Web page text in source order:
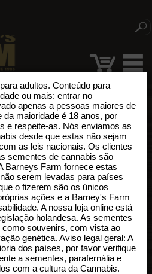
adultos. Conteúdo para
ou mais: entrar no
apenas a pessoas maiores de
da maioridade é 18 anos, por
e respeite-as. Nós enviamos as
desde que estas não sejam
as leis nacionais. Os clientes
sementes de cannabis são
Barneys Farm fornece estas
serem levadas para países
o fizerem são os únicos
ações e a Barney's Farm
A nossa loja online está
holandesa. As sementes
souvenirs, com vista ao
genética. Aviso legal geral: A
dos países, por favor verifique
a sementes, parafernália e
com a cultura da Cannabis.